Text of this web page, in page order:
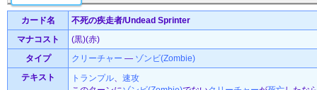
カード名
不死の疾走者/Undead Sprinter
マナコスト
(黒)(赤)
タイプ
クリーチャー — ゾンビ(Zombie)
テキスト
トランプル、 速攻